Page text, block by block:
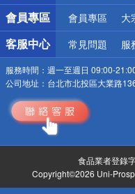
會員專區 會員專區 大
客服中心 常見問題 服
服務時間： 週一至週日 09:00-
公司地址： 台北市北投區大業路
食品業者登錄
Copyright©2026 Uni-